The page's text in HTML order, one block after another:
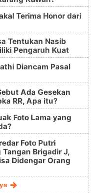
Terima Honor dari
Tentukan Nasib
Pengaruh Kuat
Diancam Pasal
Ada Gesekan
RR, Apa itu?
Foto Lama yang
Foto Putri
Brigadir J,
Didengar Orang